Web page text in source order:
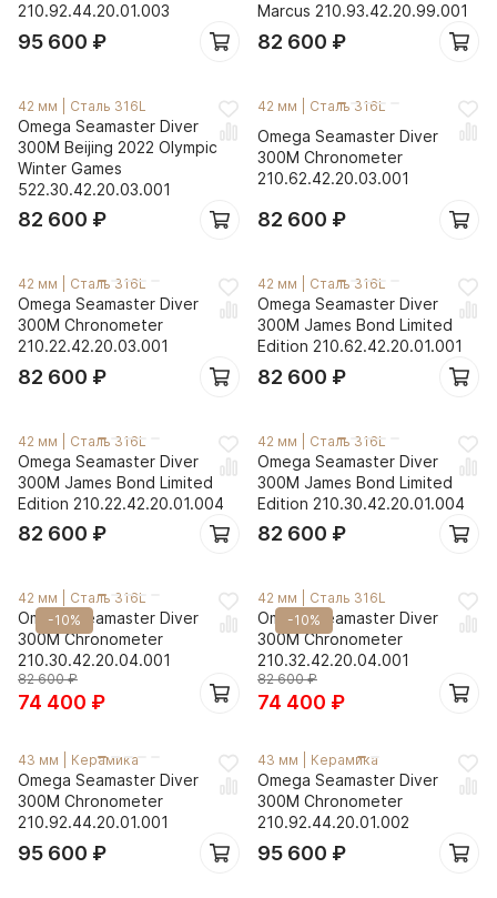
210.92.44.20.01.003
95 600 ₽
Marcus 210.93.42.20.99.001
82 600 ₽
42 мм Сталь 316L
Omega Seamaster Diver
300M Beijing 2022 Olympic
Winter Games
522.30.42.20.03.001
82 600 ₽
42 мм Сталь 316L
Omega Seamaster Diver
300M Chronometer
210.62.42.20.03.001
82 600 ₽
42 мм Сталь 316L
Omega Seamaster Diver
300M Chronometer
210.22.42.20.03.001
82 600 ₽
42 мм Сталь 316L
Omega Seamaster Diver
300M James Bond Limited
Edition 210.62.42.20.01.001
82 600 ₽
42 мм Сталь 316L
Omega Seamaster Diver
300M James Bond Limited
Edition 210.22.42.20.01.004
82 600 ₽
42 мм Сталь 316L
Omega Seamaster Diver
300M James Bond Limited
Edition 210.30.42.20.01.004
82 600 ₽
-10%
42 мм Сталь 316L
Omega Seamaster Diver
300M Chronometer
210.30.42.20.04.001
82 600₽
74 400 ₽
-10%
42 мм Сталь 316L
Omega Seamaster Diver
300M Chronometer
210.32.42.20.04.001
82 600₽
74 400 ₽
43 мм Керамика
Omega Seamaster Diver
300M Chronometer
210.92.44.20.01.001
95 600 ₽
43 мм Керамика
Omega Seamaster Diver
300M Chronometer
210.92.44.20.01.002
95 600 ₽